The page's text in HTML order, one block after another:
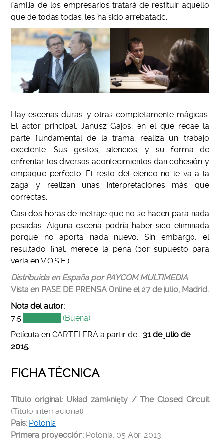
familia de los empresarios tratará de restituir aquello
que de todas todas, les ha sido arrebatado.
Hay escenas duras, y otras completamente mágicas.
El actor principal, Janusz Gajos, en el que recae la
parte fundamental de la trama, realiza un trabajo
excelente. Sus gestos, silencios, y su forma de
enfrentar los diversos acontecimientos dan cohesión y
empaque perfecto. El resto del elenco no le va a la
zaga y realizan unas interpretaciones más que
correctas.
Casi dos horas de metraje que no se hacen para nada
pesadas. Alguna escena podría haber sido eliminada
porque no aporta nada nuevo. Sin embargo, el
resultado final, merece la pena (por supuesto para
verla en V.O.S.E.).
Distribuida en España por PAYCOM MULTIMEDIA
Vista en PASE DE PRENSA Online el 27 de julio, Madrid.
Nota del autor:
7,5
███████ (Buena)
Película en CARTELERA a partir del 31de julio de
2015.
FICHA TÉCNICA
Título original: Układ zamknięty / The Closed Circuit
(Título internacional)
País: Polonia
Primera proyección: Polonia, 05 Abr. 2013